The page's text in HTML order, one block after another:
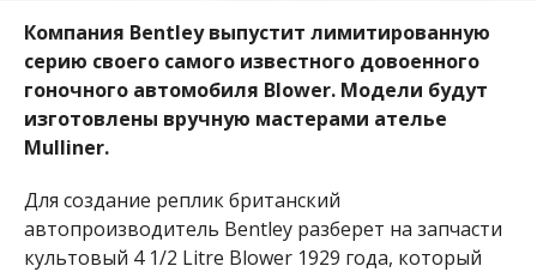
Компания Bentleyвыпустит лимитированную
серию своего самого известного довоенного
гоночного автомобиля Blower. Модели будут
изготовлены вручную мастерами ателье
Mulliner.
Для создание реплик британский
автопроизводитель Bentley разберет на запчасти
культовый 4 1/2 Litre Blower 1929 года, который